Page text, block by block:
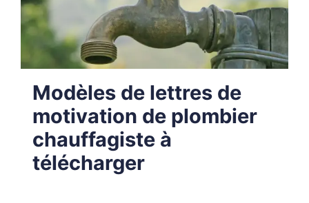
Modèles de lettres de
motivation de plombier
chauffagiste à
télécharger